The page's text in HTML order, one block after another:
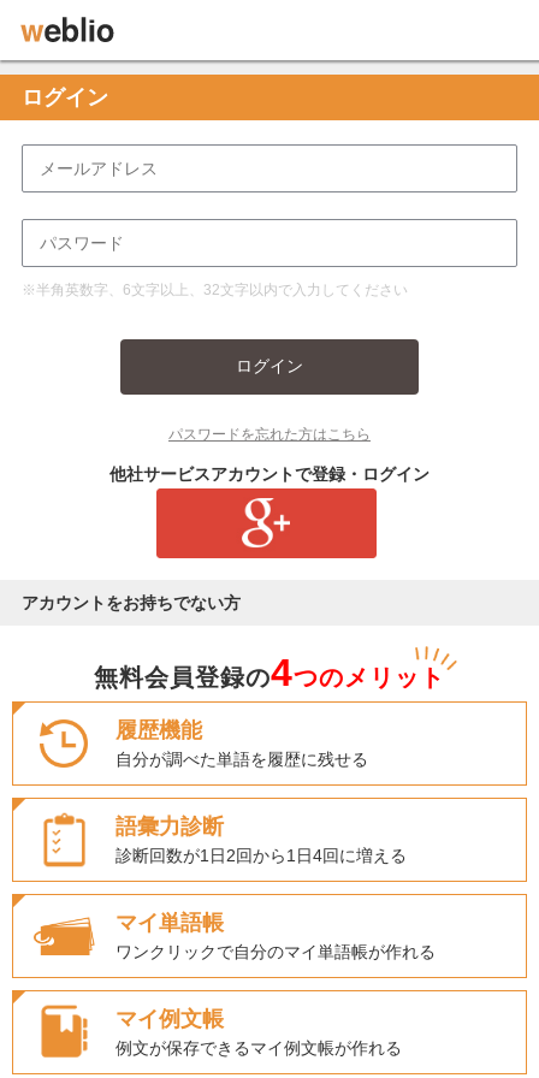
ログイン
※半角英数字、6文字以上、32文字以内で入力してください
ログイン
パスワードを忘れた方はこちら
他社サービスアカウントで登録・ログイン
アカウントをお持ちでない方
無料会員登録の4つのメリット
履歴機能
自分が調べた単語を履歴に残せる
語彙力診断
診断回数が1日2回から1日4回に増える
マイ単語帳
ワンクリックで自分のマイ単語帳が作れる
マイ例文帳
例文が保存できるマイ例文帳が作れる